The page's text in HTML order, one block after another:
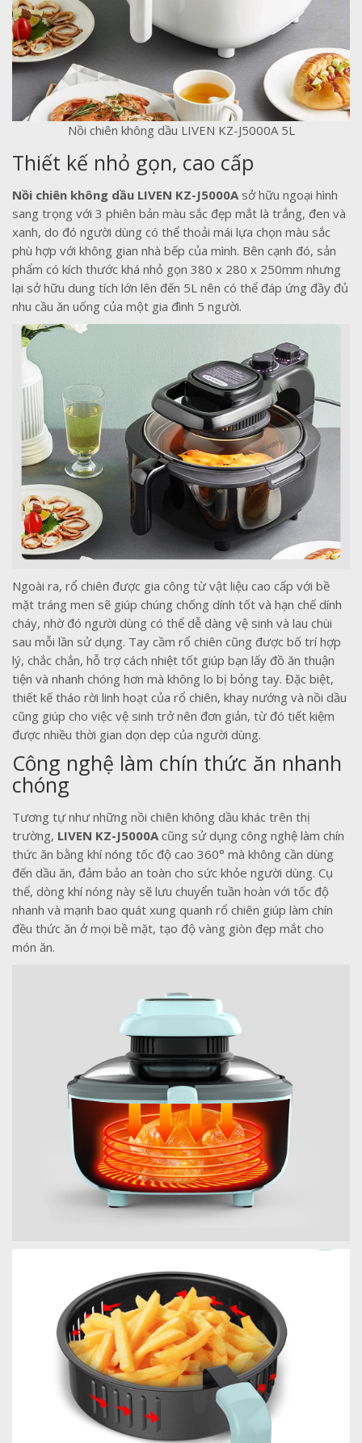
Nồi chiên không dầu LIVEN KZ-J5000A 5L
Thiết kế nhỏ gọn, cao cấp
Nồi chiên không dầu LIVEN KZ-J5000A sở hữu ngoại hình
sang trọng với 3 phiên bản màu sắc đẹp mắt là trắng, đen và
xanh, do đó người dùng có thể thoải mái lựa chọn màu sắc
phù hợp với không gian nhà bếp của mình. Bên cạnh đó, sản
phẩm có kích thước khá nhỏ gọn 380 x 280 x 250mm nhưng
lại sở hữu dung tích lớn lên đến 5L nên có thể đáp ứng đầy đủ
nhu cầu ăn uống của một gia đình 5 người.
Ngoài ra, rổ chiên được gia công từ vật liệu cao cấp với bề
mặt tráng men sẽ giúp chúng chống dính tốt và hạn chế dính
cháy, nhờ đó người dùng có thể dễ dàng vệ sinh và lau chùi
sau mỗi lần sử dụng. Tay cầm rổ chiên cũng được bố trí hợp
lý, chắc chắn, hỗ trợ cách nhiệt tốt giúp bạn lấy đồ ăn thuận
tiện và nhanh chóng hơn mà không lo bị bỏng tay. Đặc biệt,
thiết kế tháo rời linh hoạt của rổ chiên, khay nướng và nồi dầu
cũng giúp cho việc vệ sinh trở nên đơn giản, từ đó tiết kiệm
được nhiều thời gian dọn dẹp của người dùng.
Công nghệ làm chín thức ăn nhanh
chóng
Tương tự như những nồi chiên không dầu khác trên thị
trường, LIVEN KZ-J5000A cũng sử dụng công nghệ làm chín
thức ăn bằng khí nóng tốc độ cao 360° mà không cần dùng
đến dầu ăn, đảm bảo an toàn cho sức khỏe người dùng. Cụ
thể, dòng khí nóng này sẽ lưu chuyển tuần hoàn với tốc độ
nhanh và mạnh bao quát xung quanh rổ chiên giúp làm chín
đều thức ăn ở mọi bề mặt, tạo độ vàng giòn đẹp mắt cho
món ăn.